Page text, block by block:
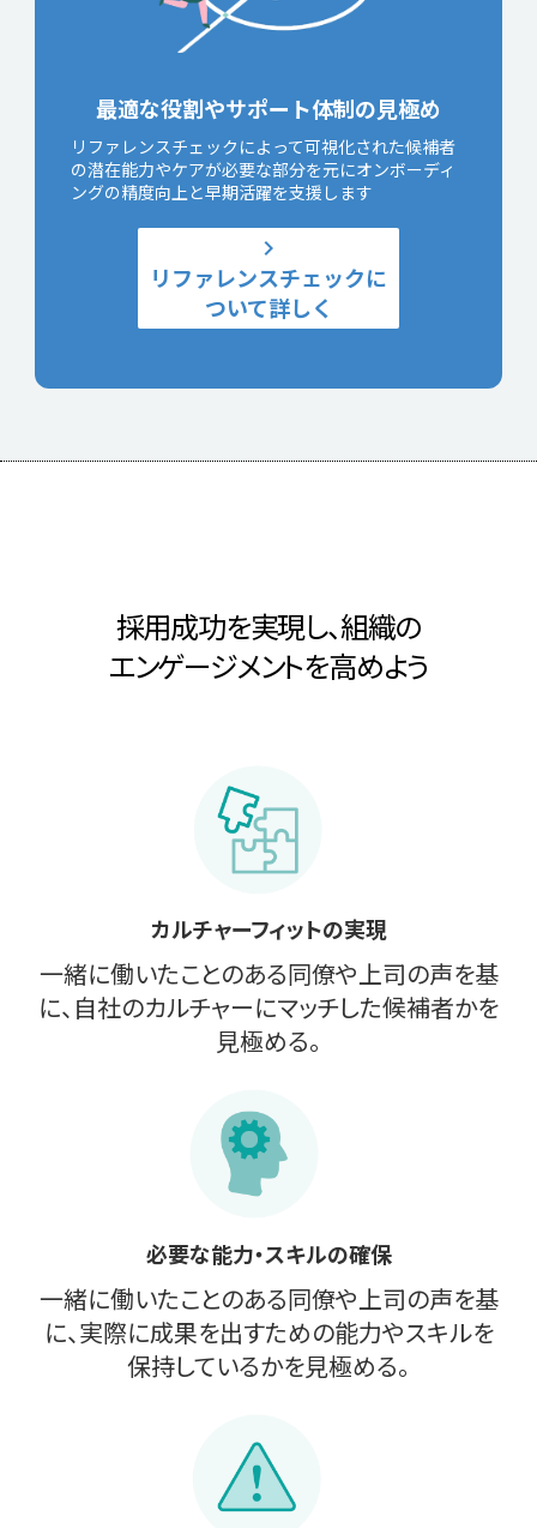
最適な役割やサポート体制の見極め
リファレンスチェックによって可視化された候補者
の潜在能力やケアが必要な部分を元にオンボーディ
ングの精度向上と早期活躍を支援します
keyboard_arrow_right
リファレンスチェックに
ついて詳しく
採用成功を実現し、組織の
エンゲージメントを高めよう
カルチャーフィットの実現
一緒に働いたことのある同僚や上司の声を基
に、自社のカルチャーにマッチした候補者かを
見極める。
必要な能力・スキルの確保
一緒に働いたことのある同僚や上司の声を基
に、実際に成果を出すための能力やスキルを
保持しているかを見極める。